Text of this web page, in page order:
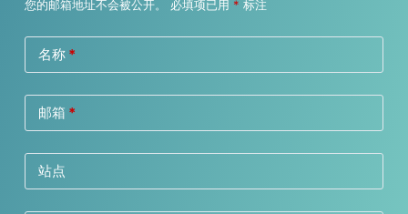
您的邮箱地址不会被公开。 必填项已用 * 标注
名称*
邮箱 *
站点